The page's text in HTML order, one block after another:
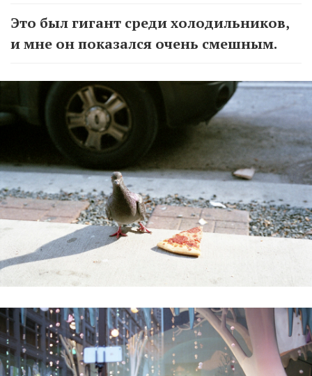
Это был гигант среди холодильников,
и мне он показался очень смешным.